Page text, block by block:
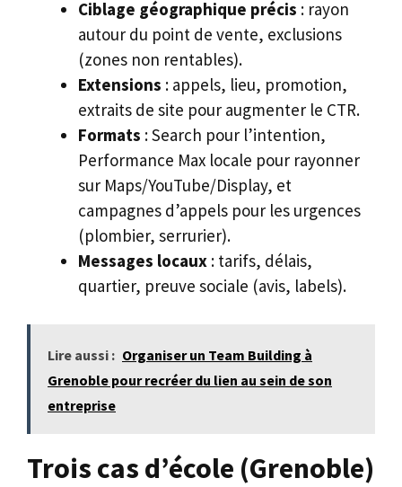
Ciblage géographique précis : rayon
autour du point de vente, exclusions
(zones non rentables).
Extensions : appels, lieu, promotion,
extraits de site pour augmenter le CTR.
Formats : Search pour l’intention,
Performance Max locale pour rayonner
sur Maps/YouTube/Display, et
campagnes d’appels pour les urgences
(plombier, serrurier).
Messages locaux : tarifs, délais,
quartier, preuve sociale (avis, labels).
Lire aussi : Organiser un Team Building à
Grenoble pour recréer du lien au sein de son
entreprise
Trois cas d’école (Grenoble)